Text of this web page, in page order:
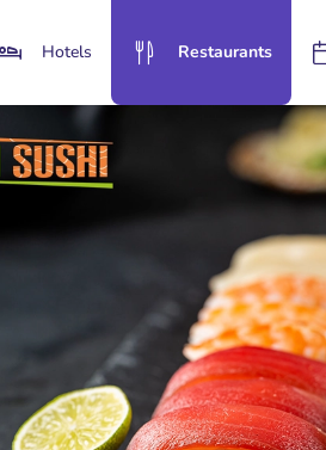
Hotels Restaurants